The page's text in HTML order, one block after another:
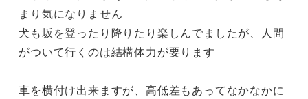
まり気になりません
犬も坂を登ったり降りたり楽しんでましたが、人間
がついて行くのは結構体力が要ります
車を横付け出来ますが、高低差もあってなかなかに